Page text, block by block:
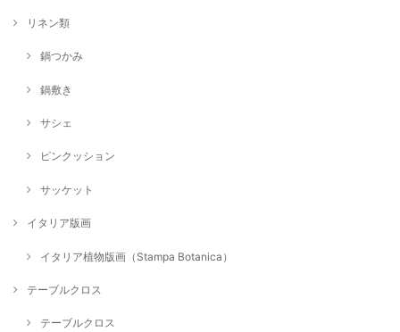
リネン類
鍋つかみ
鍋敷き
サシェ
ピンクッション
サッケット
イタリア版画
イタリア植物版画（Stampa Botanica）
テーブルクロス
テーブルクロス